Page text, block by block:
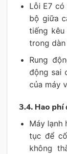
Lỗi E7
bộ giữa
tiếng
trong dàn
Rung
động sai
của máy
3.4. Hao phí
Máy lạnh
tục để
không